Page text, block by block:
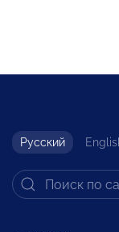
Русский